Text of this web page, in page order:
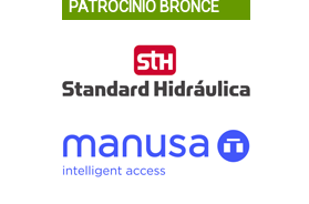
PATROCINIO BRONCE